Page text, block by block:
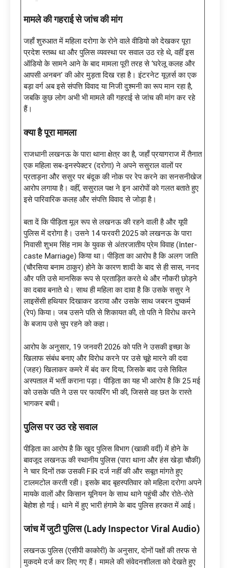
मामले की गहराई से जांच की मांग
जहाँ शुरुआत में महिला दरोगा के रोने वाले वीडियो को देखकर पूरा
प्रदेश स्तब्ध था और पुलिस व्यवस्था पर सवाल उठ रहे थे, वहीं इस
ऑडियो के सामने आने के बाद मामला पूरी तरह से ‘घरेलू कलह और
आपसी अनबन’ की ओर मुड़ता दिख रहा है। इंटरनेट यूज़र्स का एक
बड़ा वर्ग अब इसे संपत्ति विवाद या निजी दुश्मनी का रूप मान रहा है,
जबकि कुछ लोग अभी भी मामले की गहराई से जांच की मांग कर रहे
हैं।
क्या है पूरा मामला
राजधानी लखनऊ के पारा थाना क्षेत्र का है, जहाँ प्रयागराज में तैनात
एक महिला सब-इनस्पेक्टर (दरोगा) ने अपने ससुराल वालों पर
प्रताड़ना और ससुर पर बंदूक की नोक पर रेप करने का सनसनीखेज
आरोप लगाया है। वहीं, ससुराल पक्ष ने इन आरोपों को गलत बताते हुए
इसे पारिवारिक कलह और संपत्ति विवाद से जोड़ा है।
बता दें कि पीड़िता मूल रूप से लखनऊ की रहने वाली है और यूपी
पुलिस में दरोगा है। उसने 14 फरवरी 2025 को लखनऊ के पारा
निवासी शुभम सिंह नाम के युवक से अंतरजातीय प्रेम विवाह (Inter-
caste Marriage) किया था। पीड़िता का आरोप है कि अलग जाति
(चौरसिया बनाम ठाकुर) होने के कारण शादी के बाद से ही सास, ननद
और पति उसे मानसिक रूप से प्रताड़ित करते थे और नौकरी छोड़ने
का दबाव बनाते थे। साथ ही महिला का दावा है कि उसके ससुर ने
लाइसेंसी हथियार दिखाकर डराया और उसके साथ जबरन दुष्कर्म
(रेप) किया। जब उसने पति से शिकायत की, तो पति ने विरोध करने
के बजाय उसे चुप रहने को कहा।
आरोप के अनुसार, 19 जनवरी 2026 को पति ने उसकी इच्छा के
खिलाफ संबंध बनाए और विरोध करने पर उसे चूहे मारने की दवा
(जहर) खिलाकर कमरे में बंद कर दिया, जिसके बाद उसे सिविल
अस्पताल में भर्ती कराना पड़ा। पीड़िता का यह भी आरोप है कि 25 मई
को उसके पति ने उस पर फायरिंग भी की, जिससे वह छत के रास्ते
भागकर बची।
पुलिस पर उठ रहे सवाल
पीड़िता का आरोप है कि खुद पुलिस विभाग (खाकी वर्दी) में होने के
बावजूद लखनऊ की स्थानीय पुलिस (पारा थाना और हंस खेड़ा चौकी)
ने चार दिनों तक उसकी FIR दर्ज नहीं की और सबूत मांगते हुए
टालमटोल करती रही। इसके बाद बृहस्पतिवार को महिला दरोगा अपने
मायके वालों और किसान यूनियन के साथ थाने पहुंची और रोते-रोते
बेहोश हो गई। थाने में हुए भारी हंगामे के बाद पुलिस हरकत में आई।
जांच में जुटी पुलिस (Lady Inspector Viral Audio)
लखनऊ पुलिस (एसीपी काकोरी) के अनुसार, दोनों पक्षों की तरफ से
मुकदमे दर्ज कर लिए गए हैं। मामले की संवेदनशीलता को देखते हुए